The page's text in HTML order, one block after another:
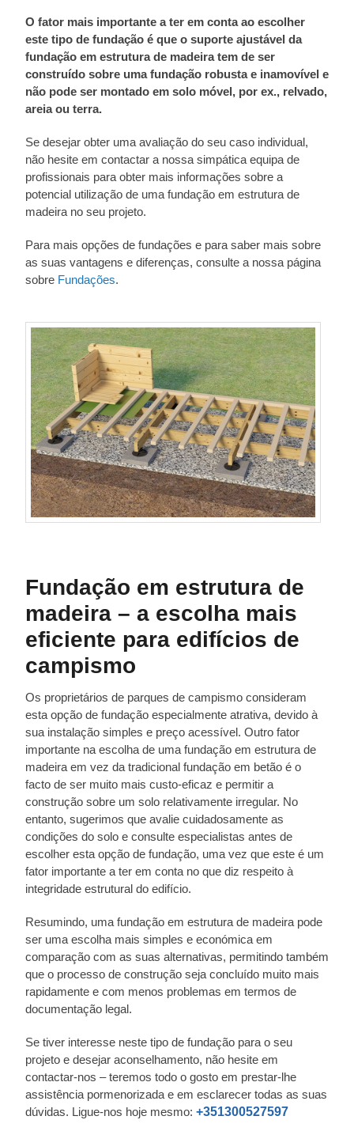
O fator mais importante a ter em conta ao escolher
este tipo de fundação é que o suporte ajustável da
fundação em estrutura de madeira tem de ser
construído sobre uma fundação robusta e inamovível e
não pode ser montado em solo móvel, por ex., relvado,
areia ou terra.
Se desejar obter uma avaliação do seu caso individual,
não hesite em contactar a nossa simpática equipa de
profissionais para obter mais informações sobre a
potencial utilização de uma fundação em estrutura de
madeira no seu projeto.
Para mais opções de fundações e para saber mais sobre
as suas vantagens e diferenças, consulte a nossa página
sobre Fundações.
Fundação em estrutura de
madeira – a escolha mais
eficiente para edifícios de
campismo
Os proprietários de parques de campismo consideram
esta opção de fundação especialmente atrativa, devido à
sua instalação simples e preço acessível. Outro fator
importante na escolha de uma fundação em estrutura de
madeira em vez da tradicional fundação em betão é o
facto de ser muito mais custo-eficaz e permitir a
construção sobre um solo relativamente irregular. No
entanto, sugerimos que avalie cuidadosamente as
condições do solo e consulte especialistas antes de
escolher esta opção de fundação, uma vez que este é um
fator importante a ter em conta no que diz respeito à
integridade estrutural do edifício.
Resumindo, uma fundação em estrutura de madeira pode
ser uma escolha mais simples e económica em
comparação com as suas alternativas, permitindo também
que o processo de construção seja concluído muito mais
rapidamente e com menos problemas em termos de
documentação legal.
Se tiver interesse neste tipo de fundação para o seu
projeto e desejar aconselhamento, não hesite em
contactar-nos – teremos todo o gosto em prestar-lhe
assistência pormenorizada e em esclarecer todas as suas
dúvidas. Ligue-nos hoje mesmo: +351300527597